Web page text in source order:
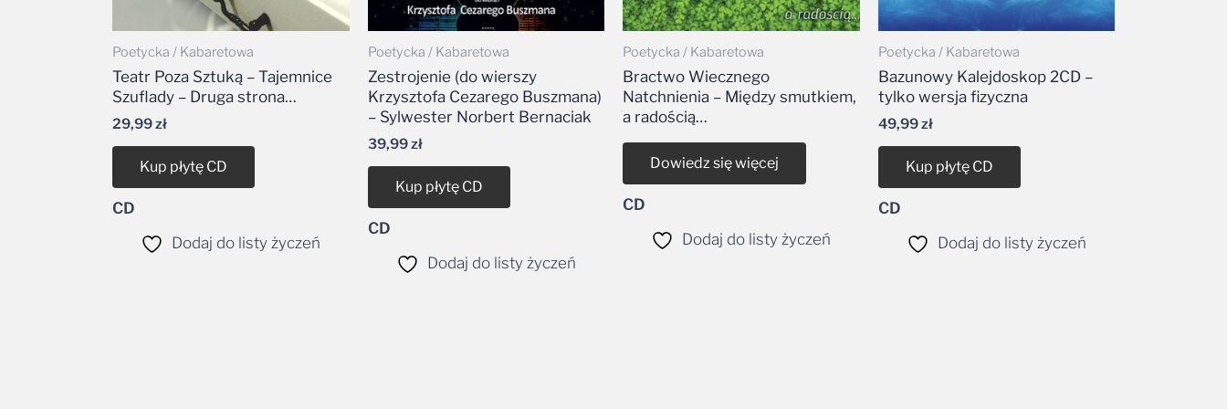
Poetycka / Kabaretowa
Teatr Poza Sztuką – Tajemnice
Szuflady – Druga strona…
29,99zł
Kup płytę CD
CD
Dodaj do listy życzeń
Poetycka / Kabaretowa
Zestrojenie (do wierszy
Krzysztofa Cezarego Buszmana)
– Sylwester Norbert Bernaciak
39,99zł
Kup płytę CD
CD
Dodaj do listy życzeń
Poetycka / Kabaretowa
Bractwo Wiecznego
Natchnienia – Między smutkiem,
a radością…
Dowiedz się więcej
CD
Dodaj do listy życzeń
Poetycka / Kabaretowa
Bazunowy Kalejdoskop 2CD –
tylko wersja fizyczna
49,99zł
Kup płytę CD
CD
Dodaj do listy życzeń